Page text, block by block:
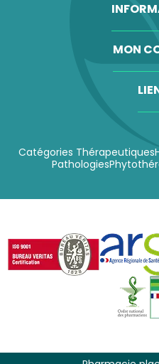
MON
Catégories Thérapeutiques
Pathologies